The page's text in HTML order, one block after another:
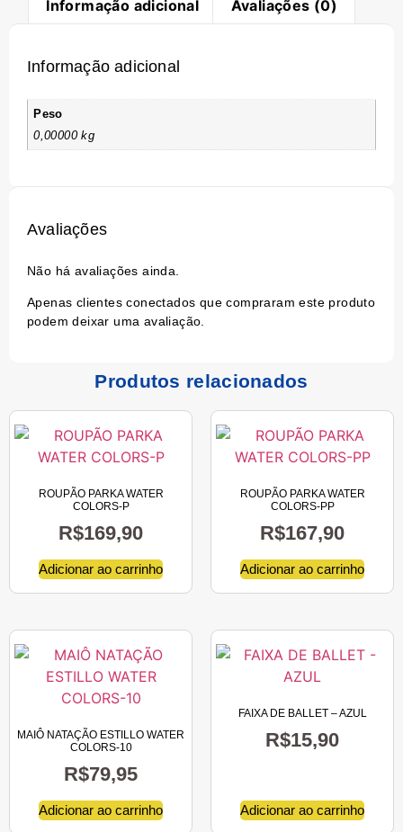
Informação adicional Avaliações (0)
Informação adicional
Peso
0,00000 kg
Avaliações
Não há avaliações ainda.
Apenas clientes conectados que compraram este produto
podem deixar uma avaliação.
Produtos relacionados
ROUPÃO PARKA WATER
COLORS-P
R$169,90
Adicionar ao carrinho
ROUPÃO PARKA WATER
COLORS-PP
R$167,90
Adicionar ao carrinho
MAIÔ NATAÇÃO ESTILLO WATER
COLORS-10
R$79,95
Adicionar ao carrinho
FAIXA DE BALLET – AZUL
R$15,90
Adicionar ao carrinho